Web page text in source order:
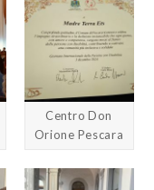
Centro Don
Orione Pescara